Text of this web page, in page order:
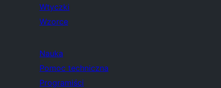
Wtyczki
Wzorce
Nauka
Pomoc techniczna
Programiści